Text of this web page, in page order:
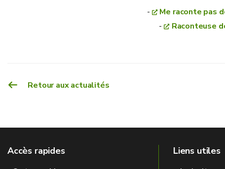
-
Me raconte pas
-
Raconteuse
Retour aux actualités
Accès rapides Liens utiles